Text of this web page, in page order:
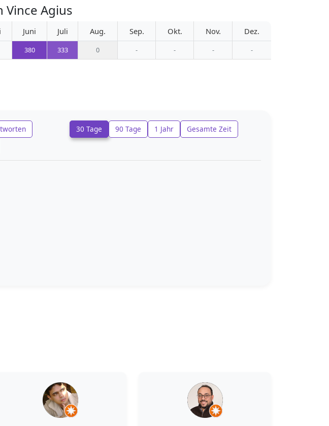
Agius
Juni Juli Aug. Sep. Okt. Nov. Dez.
380 333 0 - - - -
30 Tage 90 Tage 1 Jahr Gesamte Zeit